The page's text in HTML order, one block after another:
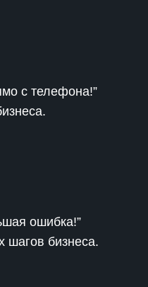
с телефона!”
ошибка!”
шагов бизнеса.